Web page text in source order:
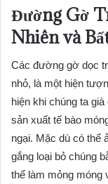
Đường Gờ
Nhiên và
Các đường gờ dọc
nhỏ, là một hiện
hiện khi chúng ta
sản xuất tế bào
ngại. Mặc dù có thể
gắng loại bỏ chúng
thể làm mỏng móng